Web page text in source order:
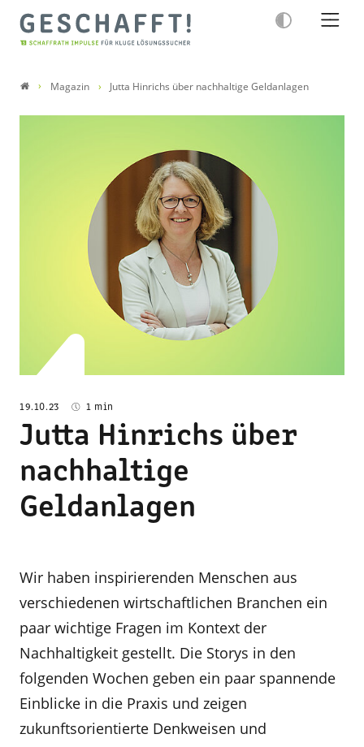
Magazin Jutta Hinrichs über nachhaltige Geldanlagen
19.10.23 1 min
Jutta Hinrichs über
nachhaltige
Geldanlagen
Wir haben inspirierenden Menschen aus
verschiedenen wirtschaftlichen Branchen ein
paar wichtige Fragen im Kontext der
Nachhaltigkeit gestellt. Die Storys in den
folgenden Wochen geben ein paar spannende
Einblicke in die Praxis und zeigen
zukunftsorientierte Denkweisen und